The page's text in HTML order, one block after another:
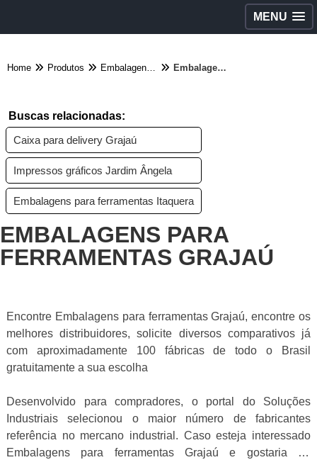
MENU
Home Produtos Embalagens diversas - Categoria Embalagens para ferramentas Grajaú
Buscas relacionadas:
Caixa para delivery Grajaú
Impressos gráficos Jardim Ângela
Embalagens para ferramentas Itaquera
EMBALAGENS PARA
FERRAMENTAS GRAJAÚ
Encontre Embalagens para ferramentas Grajaú, encontre os
melhores distribuidores, solicite diversos comparativos já
com aproximadamente 100 fábricas de todo o Brasil
gratuitamente a sua escolha
Desenvolvido para compradores, o portal do Soluções
Industriais selecionou o maior número de fabricantes
referência no mercano industrial. Caso esteja interessado
Embalagens para ferramentas Grajaú e gostaria de